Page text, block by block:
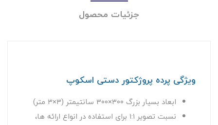
جزئیات محصول
ویژگی‌ پرده پروژکتور دستی اسکوپ
ابعاد بسیار بزرگ ۳۰۰×۳۰۰ سانتیمتر (۳×۳ متر)
نسبت تصویر ۱:۱ برای استفاده در انواع ارائه ها،